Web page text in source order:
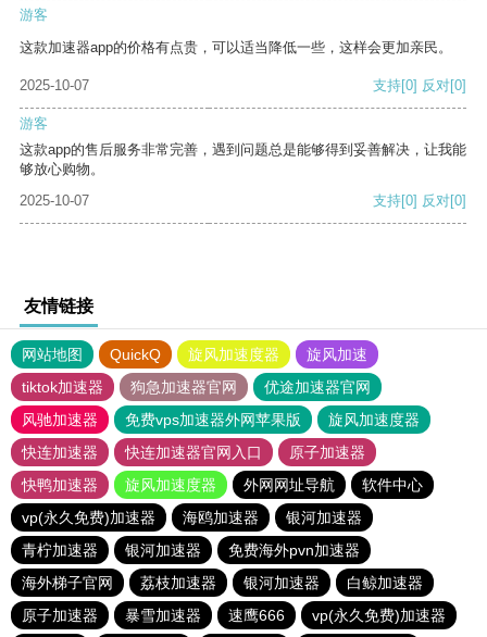
游客
这款加速器app的价格有点贵，可以适当降低一些，这样会更加亲民。
2025-10-07 支持[0] 反对[0]
游客
这款app的售后服务非常完善，遇到问题总是能够得到妥善解决，让我能
够放心购物。
2025-10-07
支持[0] 反对[0]
友情链接
网站地图 QuickQ 旋风加速度器
旋风加速
tiktok加速器
狗急加速器官网
优途加速器官网
风驰加速器
免费vps加速器外网苹果版
旋风加速度器
快连加速器
快连加速器官网入口
原子加速器
快鸭加速器
旋风加速度器 外网网址导航
软件中心
vp(永久免费)加速器
海鸥加速器
银河加速器
青柠加速器
银河加速器
免费海外pvn加速器
海外梯子官网
荔枝加速器 银河加速器
白鲸加速器
原子加速器
暴雪加速器 速鹰666 vp(永久免费)加速器